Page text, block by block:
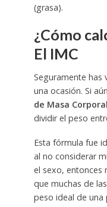
(grasa).
¿Cómo
El IMC
Seguramente has
una ocasión. Si
de Masa Corporal
dividir el peso
Esta fórmula fue
al no considerar
el sexo, entonces
que muchas de
peso ideal de una